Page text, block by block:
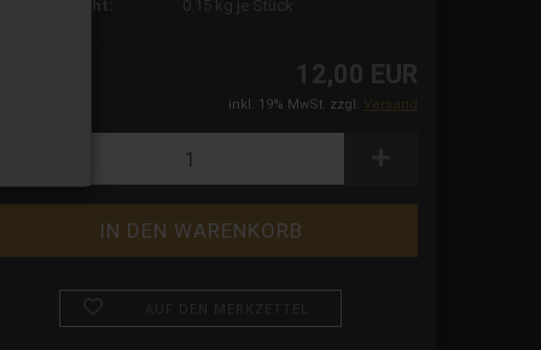
0.15 kg je Stück
12,00 EUR
inkl. 19% MwSt. zzgl. Versand